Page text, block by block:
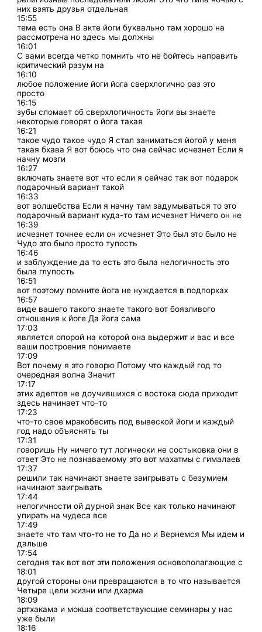
них взять друзья отдельная
15:55
тема есть она В акте йоги буквально там хорошо на
рассмотрена но здесь мы должны
16:01
С вами всегда четко помнить что не бойтесь направить
критический разум на
16:10
любое положение йоги йога сверхлогично раз это
просто
16:15
зубы сломает об сверхлогичность йоги вы знаете
некоторые говорят о йога такая
16:21
такое чудо такое чудо Я стал заниматься йогой у меня
такая бхава Я вот боюсь что она сейчас исчезнет Если я
начну мозги
16:27
включать знаете вот что если я сейчас так вот подарок
подарочный вариант такой
16:33
вот волшебства Если я начну там задумываться то это
подарочный вариант куда-то там исчезнет Ничего он не
16:39
исчезнет точнее если он исчезнет Это был это было не
Чудо это было просто тупость
16:46
и заблуждение да то есть это была нелогичность это
была глупость
16:51
вот поэтому помните йога не нуждается в подпорках
16:57
виде вашего такого знаете такого вот боязливого
отношения к йоге Да йога сама
17:03
является опорой на которой она выдержит и вас и все
ваши построения понимаете
17:09
Вот почему я это говорю Потому что каждый год то
очередная волна Значит
17:17
этих адептов не доучившихся с востока сюда приходит
здесь начинает что-то
17:23
что-то свое мракобесить под вывеской йоги и каждый
год надо объяснять ты
17:31
говоришь Ну ничего тут логически не состыковка они в
ответ Это не познаваемому это вот махатмы с гималаев
17:37
решили так начинают знаете заигрывать с безумием
начинают заигрывать
17:44
нелогичности ой дурной знак Все как только начинают
упирать на чудеса все
17:49
знаете что там что-то не то Да но и Вернемся Мы идем и
дальше
17:54
сегодня так вот вот эти положения основополагающие с
18:01
другой стороны они превращаются в то что называется
Четыре цели жизни или дхарма
18:09
артхакама и мокша соответствующие семинары у нас
уже были
18:16